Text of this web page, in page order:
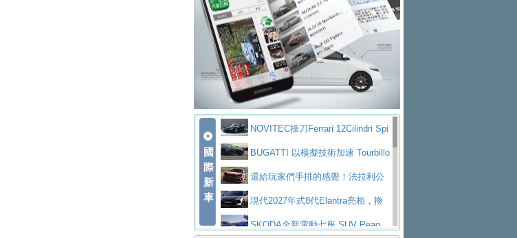
展示中心開幕
熱血登場 展現極致車技與專業職人精神
H2GP世界總決賽圓滿落幕 台灣團
隊表現精彩淨零減碳指標性應用 純電動水泥預
拌車 消防車除了滅火裝備還需要什麼？
一探SITRAK “準” 消防車的究竟
大益金龍初試啼聲，汽柴油5噸貨車
不是對手正宗年鑑2025年全球自動車年鑑1月
下旬問世！2024第六屆ISUZU運轉職人挑戰賽
首度前進南台灣熱烈開戰
豪華電能休旅新星 Audi Q4 Sportba
ck 55 e-tron S lineScania Taiwan 逆風而行，加深力
道投資布局
起展開首批車交車
Volvo EX60 即將叩關，靜肅性、底
盤與數位介面搶先揭露
Audi Q9 將於 2026 年底上市 旗艦
大型 SUV 鎖定七人座豪華市場
BMW攜手漫威電影【蜘蛛人：重生
日】 Skoda 發表全新 Peaq 內裝：七人
座純電旗艦 SUV，行李廂最大可達 935 公
升
全新純電 Mercedes-Benz C 400 4
MATIC Electric 登場
奢華與科技大躍進，MAZDA全新3
代CX-5全方位進化提前亮相並展開預售94.9
萬起
馬自達公布 2027 年式 MX-5 更
新，新增 Yakudo 特別版
Skoda Peaq 發表全新電動動力系
統 最長續航逾 640 公里、支援雙向供電
BMW M2 首度導入 xDrive 四驅，
美國與瑞士需求成關鍵推手
The all-new T-Roc 魅力 自成焦點
國
際
新
車
NOVITEC操刀Ferrari 12Cilindri Spi
der 碳纖維空力、鍛造輪圈與Inconel排氣
上身
BUGATTI 以模擬技術加速 Tourbillo
n 動態開發還給玩家們手排的感覺！法拉利公
布12Cilidri Manaule手排超跑產品細節
現代2027年式8代Elantra亮相，換
裝更銳利的造型、更先進的資訊娛樂系統及
SKODA全新電動七座 SUV Peaq